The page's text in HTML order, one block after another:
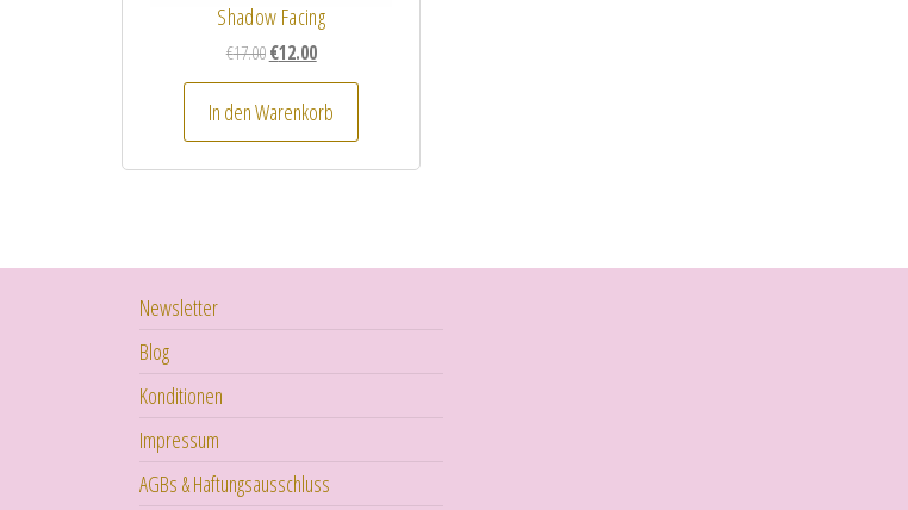
Shadow Facing
€17.00 Ursprünglicher Preis war: €17.00
€12.00Aktueller Preis ist: €12.00.
In den Warenkorb
Newsletter
Blog
Konditionen
Impressum
AGBs & Haftungsausschluss